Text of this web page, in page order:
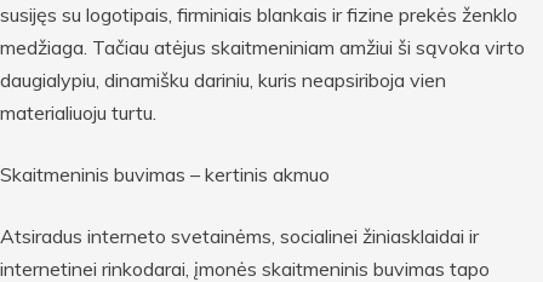
susijęs su logotipais, firminiais blankais ir fizine prekės ženklo
medžiaga. Tačiau atėjus skaitmeniniam amžiui ši sąvoka virto
daugialypiu, dinamišku dariniu, kuris neapsiriboja vien
materialiuoju turtu.
Skaitmeninis buvimas – kertinis akmuo
Atsiradus interneto svetainėms, socialinei žiniasklaidai ir
internetinei rinkodarai, įmonės skaitmeninis buvimas tapo